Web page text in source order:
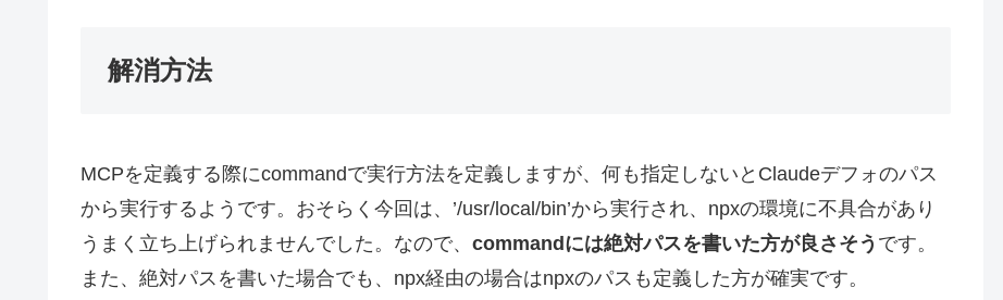
解消方法
MCPを定義する際にcommandで実行方法を定義しますが、何も指定しないとClaudeデフォのパス
から実行するようです。おそらく今回は、’/usr/local/bin’から実行され、npxの環境に不具合があり
うまく立ち上げられませんでした。なので、 commandには絶対パスを書いた方が良さそう です。
また、絶対パスを書いた場合でも、npx経由の場合はnpxのパスも定義した方が確実です。